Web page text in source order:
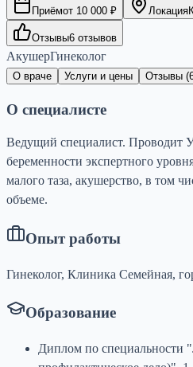
Приёмот 10 000 ₽ Локация
Отзывы6 отзывов
АкушерГинеколог
О враче Услуги и цены Отзывы (
О специалисте
Ведущий специалист. Проводит
беременности экспертного
малого таза, акушерство, в том
объеме.
Опыт работы
Гинеколог, Клиника Семейная,
Образование
Диплом по специальности